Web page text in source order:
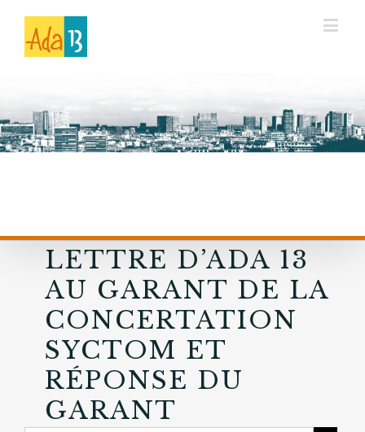
LETTRE D’ADA 13
AU GARANT DE LA
CONCERTATION
SYCTOM ET
RÉPONSE DU
GARANT